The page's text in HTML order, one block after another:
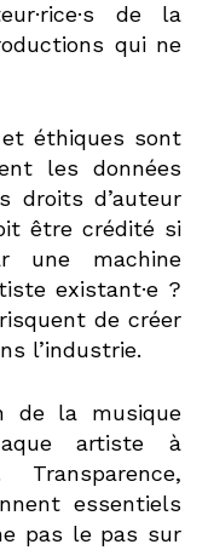
de la
qui ne
éthiques sont
les données
droits d’auteur
être crédité si
une machine
existant·e ?
de créer
l’industrie.
de la musique
artiste à
essentiels
pas le pas sur